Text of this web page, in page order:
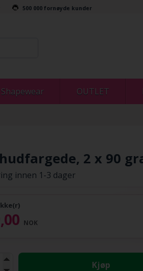
500 000 fornøyde kunder
Shapewear OUTLET
2 x 90
innen 1-3 dager
NOK
Kjøp